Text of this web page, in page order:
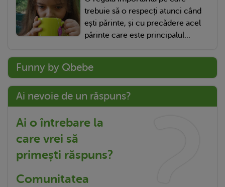
trebuie să o respecți atunci când
ești părinte, și cu precădere acel
părinte care este principalul...
Funny by Qbebe
Ai nevoie de un răspuns?
Ai o întrebare la
care vrei să
primești răspuns?
Comunitatea